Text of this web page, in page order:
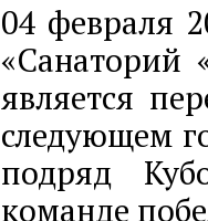
04 февраля
является
следующем
подряд
команде